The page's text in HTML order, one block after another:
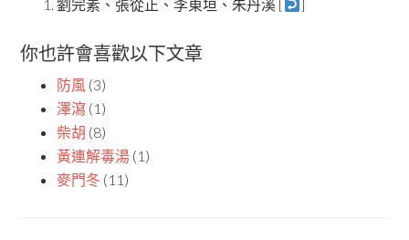
劉完素、張從正、李東垣、朱丹溪 [ ]
你也許會喜歡以下文章
防風 (3)
澤瀉 (1)
柴胡 (8)
黃連解毒湯 (1)
麥門冬 (11)